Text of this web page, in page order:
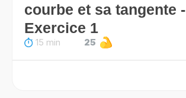
courbe et sa tangente -
Exercice 1
15 min 25